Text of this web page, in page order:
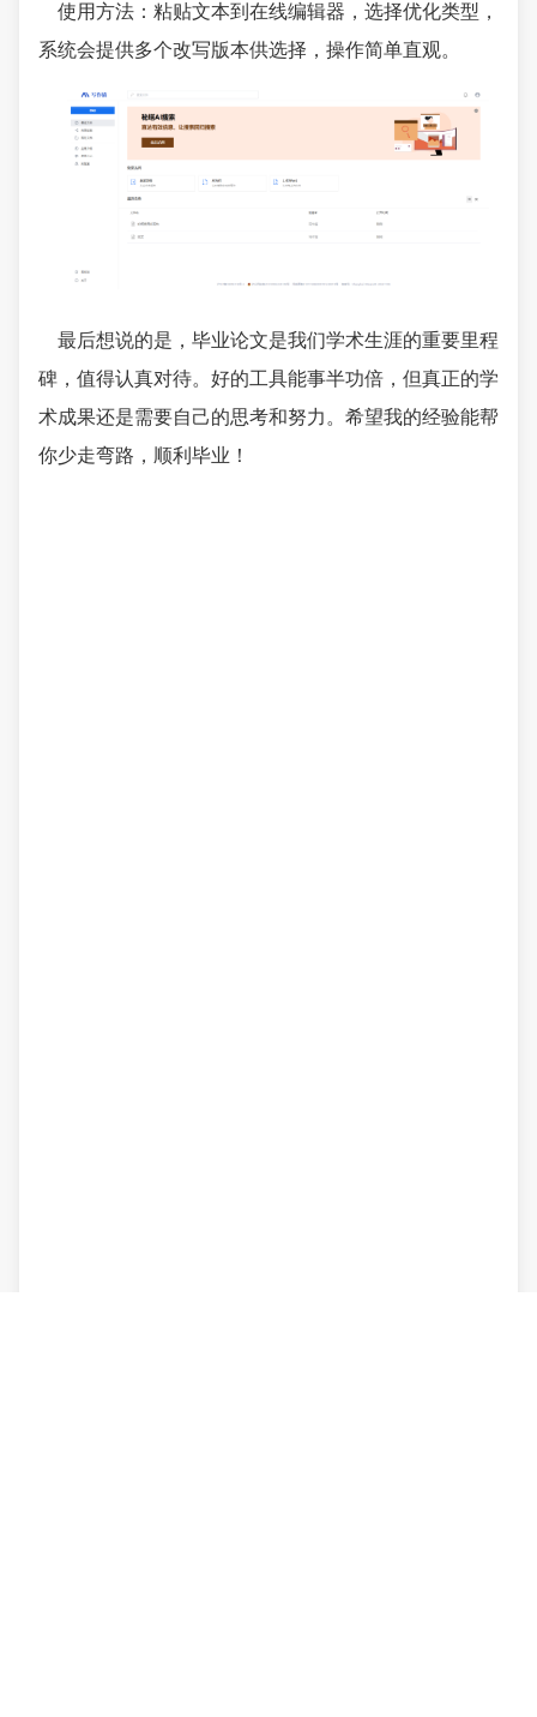
使用方法：粘贴文本到在线编辑器，选择优化类型，
系统会提供多个改写版本供选择，操作简单直观。
最后想说的是，毕业论文是我们学术生涯的重要里程
碑，值得认真对待。好的工具能事半功倍，但真正的学
术成果还是需要自己的思考和努力。希望我的经验能帮
你少走弯路，顺利毕业！